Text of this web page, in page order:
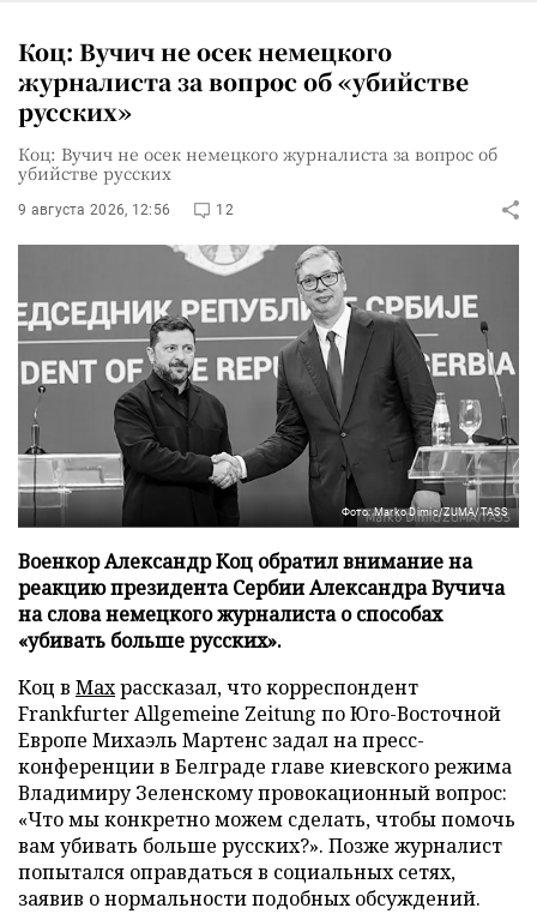
Коц: Вучич не осек немецкого
журналиста за вопрос об «убийстве
русских»
Коц: Вучич не осек немецкого журналиста за вопрос об
убийстве русских
9 августа 2026, 12:56 12
Фото: Marko Dimic/ZUMA/TASS
Военкор Александр Коц обратил внимание на
реакцию президента Сербии Александра Вучича
на слова немецкого журналиста о способах
«убивать больше русских».
Коц в Махрассказал, что корреспондент
Frankfurter Allgemeine Zeitung по Юго-Восточной
Европе Михаэль Мартенс задал на пресс-
конференции в Белграде главе киевского режима
Владимиру Зеленскому провокационный вопрос:
«Что мы конкретно можем сделать, чтобы помочь
вам убивать больше русских?». Позже журналист
попытался оправдаться в социальных сетях,
заявив о нормальности подобных обсуждений.